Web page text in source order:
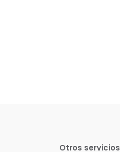
Otros servicios